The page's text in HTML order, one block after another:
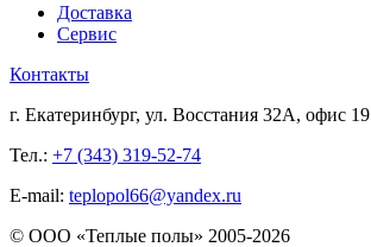
Доставка
Сервис
Контакты
г. Екатеринбург, ул. Восстания 32А, офис 19
Тел.: +7 (343) 319-52-74
E-mail: teplopol66@yandex.ru
© ООО «Теплые полы» 2005-2026